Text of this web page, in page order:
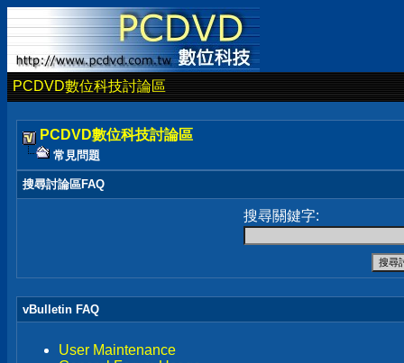
PCDVD數位科技討論區
PCDVD數位科技討論區
常見問題
搜尋討論區FAQ
搜尋關鍵字:
vBulletin FAQ
User Maintenance